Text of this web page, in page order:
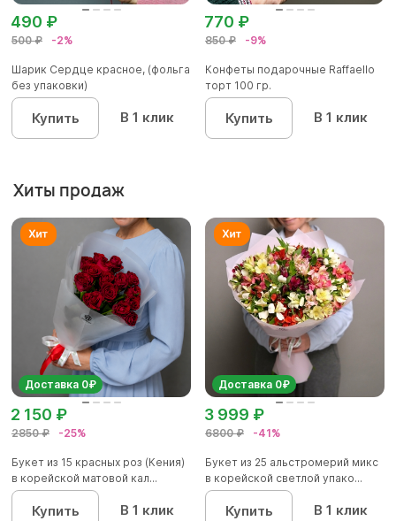
500 ₽ -2%
490 ₽
Шарик Сердце красное, (фольга
без упаковки)
Купить В 1 клик
850 ₽ -9%
770 ₽
Конфеты подарочные Raffaello
торт 100 гр.
Купить В 1 клик
Хиты продаж
Доставка 0₽
2850 ₽ -25%
2 150 ₽
Букет из 15 красных роз (Кения)
в корейской матовой кал...
Купить В 1 клик
Доставка 0₽
6800 ₽ -41%
3 999 ₽
Букет из 25 альстромерий микс
в корейской светлой упако...
Купить В 1 клик